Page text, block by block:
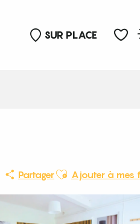
SUR PLACE
PartagerAjouter aux favoris
Ajouter à mes